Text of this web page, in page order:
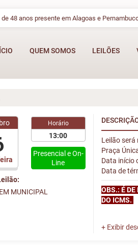
de 48 anos presente em Alagoas e
QUEM SOMOS LEILÕES
Horário
13:00
Presencial e On-
Line
MUNICIPAL
Leilão
Praça
Data início
Data de
OBS.: É DE
DO ICMS.